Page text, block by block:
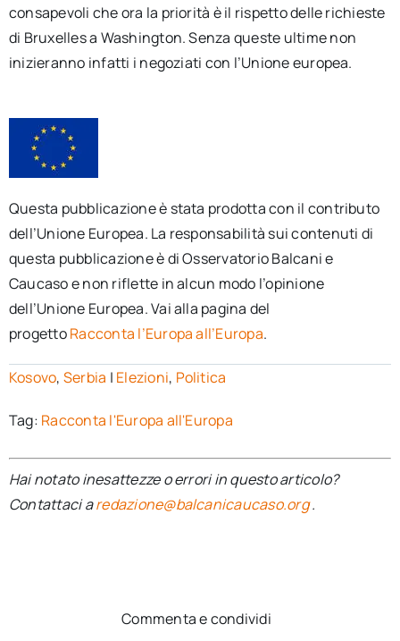
consapevoli che ora la priorità è il rispetto delle richieste
di Bruxelles a Washington. Senza queste ultime non
inizieranno infatti i negoziati con l’Unione europea.
Questa pubblicazione è stata prodotta con il contributo
dell’Unione Europea. La responsabilità sui contenuti di
questa pubblicazione è di Osservatorio Balcani e
Caucaso e non riflette in alcun modo l’opinione
dell’Unione Europea. Vai alla pagina del
progettoRacconta l’Europa all’Europa.
Kosovo, Serbia | Elezioni, Politica
Tag: Racconta l'Europa all'Europa
Hai notato inesattezze o errori in questo articolo?
Contattaci aredazione@balcanicaucaso.org.
Commenta e condividi